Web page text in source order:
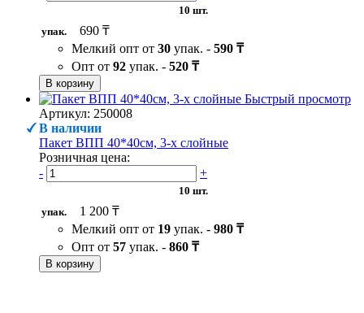
10 шт.
упак.
690 ₸
Мелкий опт от 30 упак. - 590 ₸
Опт от 92 упак. - 520 ₸
В корзину
Быстрый просмотр
Артикул: 250008
В наличии
Пакет ВПП 40*40см, 3-х слойные
Розничная цена:
-
+
10 шт.
упак.
1 200 ₸
Мелкий опт от 19 упак. - 980 ₸
Опт от 57 упак. - 860 ₸
В корзину